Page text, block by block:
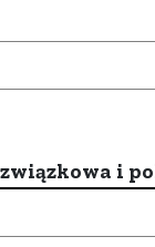
związkowa i